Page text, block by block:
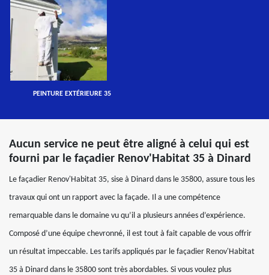
PEINTURE EXTÉRIEURE 35
Aucun service ne peut être aligné à celui qui est
fourni par le façadier Renov'Habitat 35 à Dinard
Le façadier Renov'Habitat 35, sise à Dinard dans le 35800, assure tous les
travaux qui ont un rapport avec la façade. Il a une compétence
remarquable dans le domaine vu qu’il a plusieurs années d’expérience.
Composé d’une équipe chevronné, il est tout à fait capable de vous offrir
un résultat impeccable. Les tarifs appliqués par le façadier Renov'Habitat
35 à Dinard dans le 35800 sont très abordables. Si vous voulez plus